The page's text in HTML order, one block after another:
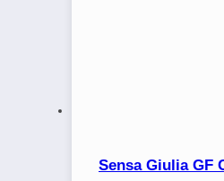
Sensa Giulia GF